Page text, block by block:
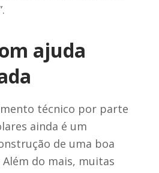
ajuda
técnico por parte
ainda é um
de uma boa
do mais, muitas